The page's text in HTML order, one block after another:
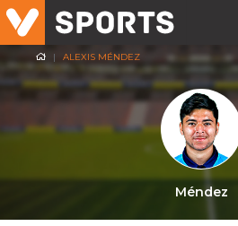
ALEXIS MÉNDEZ
Méndez